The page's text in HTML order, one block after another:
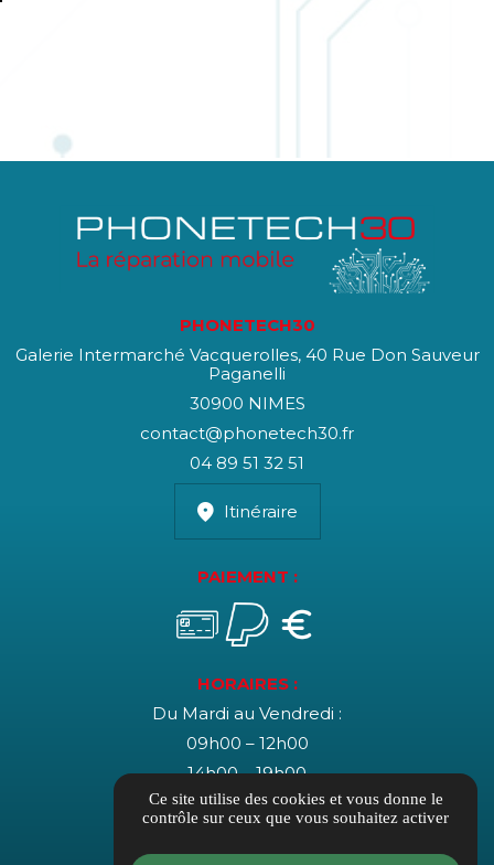
PHONETECH30
Galerie Intermarché Vacquerolles, 40 Rue Don Sauveur
Paganelli
30900 NIMES
contact@phonetech30.fr
04 89 51 32 51
Itinéraire
PAIEMENT :
HORAIRES :
Du Mardi au Vendredi :
09h00 – 12h00
14h00 – 19h00
Le Samedi :
10h00 – 17h00 (non-stop)
Ce site utilise des cookies et vous donne le
contrôle sur ceux que vous souhaitez activer